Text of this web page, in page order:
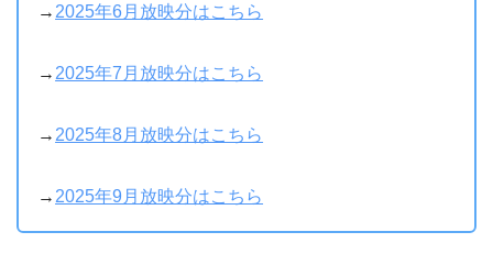
→ 2025年6月放映分はこちら
→ 2025年7月放映分はこちら
→ 2025年8月放映分はこちら
→ 2025年9月放映分はこちら